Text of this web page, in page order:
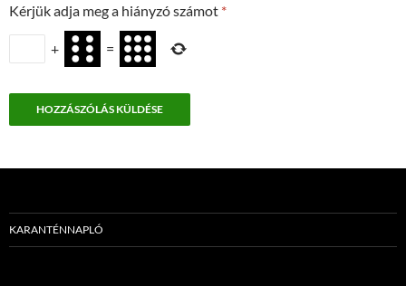
Kérjük adja meg a hiányzó számot *
+ =
KARANTÉNNAPLÓ